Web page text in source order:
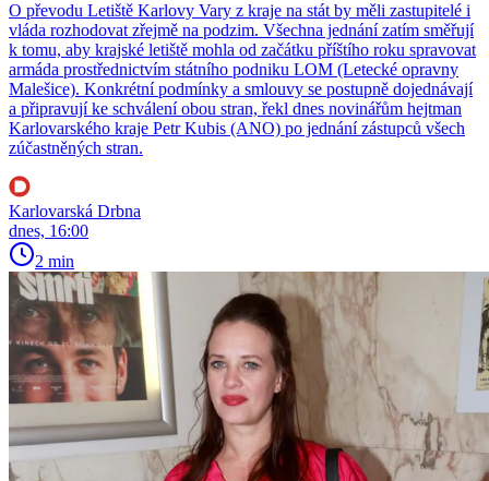
O převodu Letiště Karlovy Vary z kraje na stát by měli zastupitelé i
vláda rozhodovat zřejmě na podzim. Všechna jednání zatím směřují
k tomu, aby krajské letiště mohla od začátku příštího roku spravovat
armáda prostřednictvím státního podniku LOM (Letecké opravny
Malešice). Konkrétní podmínky a smlouvy se postupně dojednávají
a připravují ke schválení obou stran, řekl dnes novinářům hejtman
Karlovarského kraje Petr Kubis (ANO) po jednání zástupců všech
zúčastněných stran.
Karlovarská Drbna
dnes, 16:00
2 min